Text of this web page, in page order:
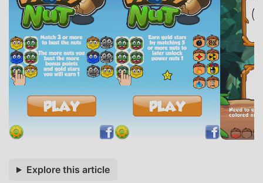
Explore this article